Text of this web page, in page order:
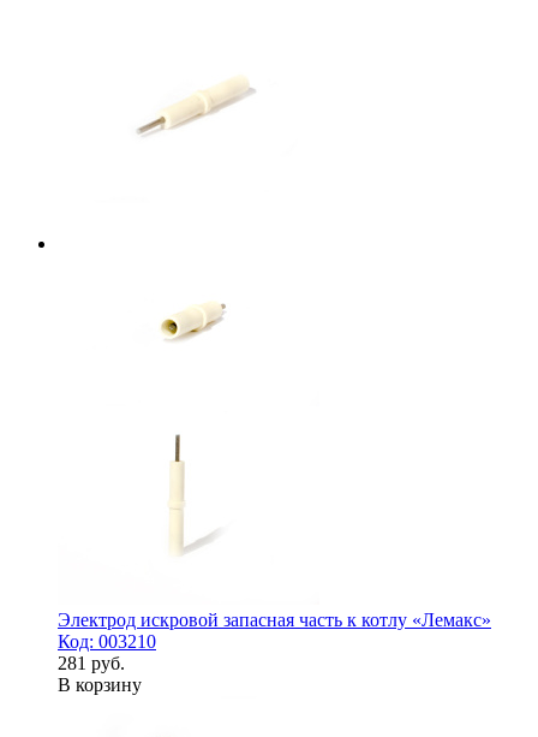
Электрод искровой запасная часть к котлу «Лемакс»
Код: 003210
281 руб.
В корзину